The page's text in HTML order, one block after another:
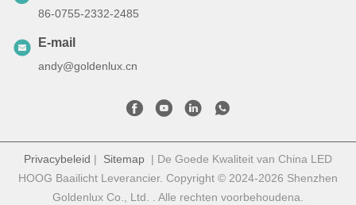
86-0755-2332-2485
E-mail
andy@goldenlux.cn
Privacybeleid | Sitemap | De Goede Kwaliteit van China LED
HOOG Baailicht Leverancier. Copyright © 2024-2026 Shenzhen
Goldenlux Co., Ltd. . Alle rechten voorbehoudena.